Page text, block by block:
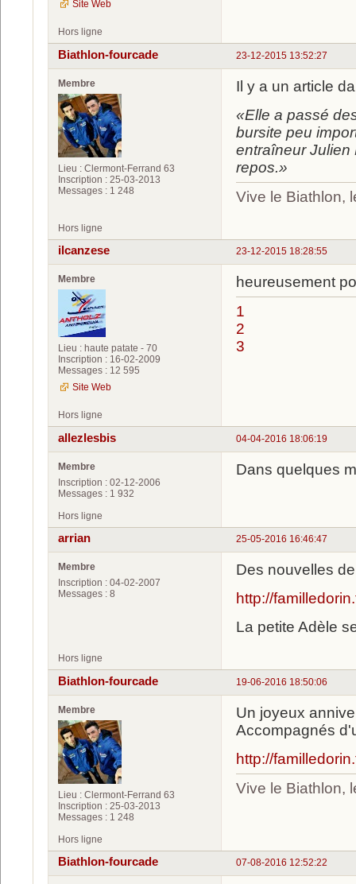
Site Web
Hors ligne
23-12-2015 13:52:27
Biathlon-fourcade
Membre
Lieu : Clermont-Ferrand 63
Inscription : 25-03-2013
Messages : 1 248
Il y a un article
«Elle a passé
bursite peu
entraîneur Julien
repos.»
Vive le Biathlon,
Hors ligne
23-12-2015 18:28:55
ilcanzese
Membre
Lieu : haute patate - 70
Inscription : 16-02-2009
Messages : 12 595
Site Web
heureusement
1
2
3
Hors ligne
04-04-2016 18:06:19
allezlesbis
Membre
Inscription : 02-12-2006
Messages : 1 932
Dans quelques
Hors ligne
25-05-2016 16:46:47
arrian
Membre
Inscription : 04-02-2007
Messages : 8
Des nouvelles
http://
La petite Adèle
Hors ligne
19-06-2016 18:50:06
Biathlon-fourcade
Membre
Lieu : Clermont-Ferrand 63
Inscription : 25-03-2013
Messages : 1 248
Un joyeux
Accompagnés
http://
Vive le Biathlon,
Hors ligne
07-08-2016 12:52:22
Biathlon-fourcade